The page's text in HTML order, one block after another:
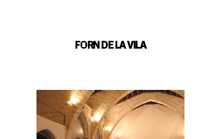
FORN DE LA VILA